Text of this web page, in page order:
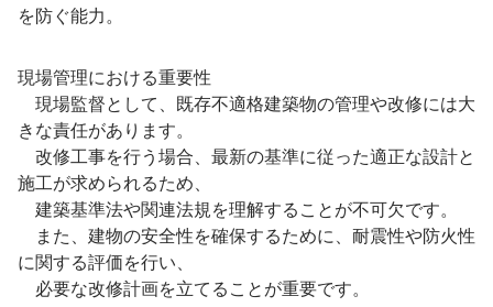
を防ぐ能力。
現場管理における重要性
現場監督として、既存不適格建築物の管理や改修には大
きな責任があります。
改修工事を行う場合、最新の基準に従った適正な設計と
施工が求められるため、
建築基準法や関連法規を理解することが不可欠です。
また、建物の安全性を確保するために、耐震性や防火性
に関する評価を行い、
必要な改修計画を立てることが重要です。